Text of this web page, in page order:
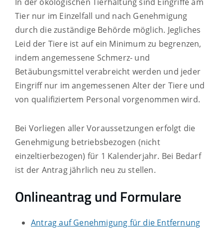
Tier nur im Einzelfall und nach Genehmigung
durch die zuständige Behörde möglich. Jegliches
Leid der Tiere ist auf ein Minimum zu begrenzen,
indem angemessene Schmerz- und
Betäubungsmittel verabreicht werden und jeder
Eingriff nur im angemessenen Alter der Tiere und
von qualifiziertem Personal vorgenommen wird.
Bei Vorliegen aller Voraussetzungen erfolgt die
Genehmigung betriebsbezogen (nicht
einzeltierbezogen) für 1 Kalenderjahr. Bei Bedarf
ist der Antrag jährlich neu zu stellen.
Onlineantrag und Formulare
Antrag auf Genehmigung für die Entfernung